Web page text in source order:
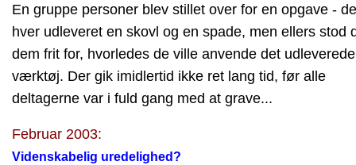
En gruppe personer blev stillet over for en opgave -
hver udleveret en skovl og en spade, men ellers stod
dem frit for, hvorledes de ville anvende det udleverede
værktøj. Der gik imidlertid ikke ret lang tid, før alle
deltagerne var i fuld gang med at grave...
Februar 2003:
Videnskabelig uredelighed?